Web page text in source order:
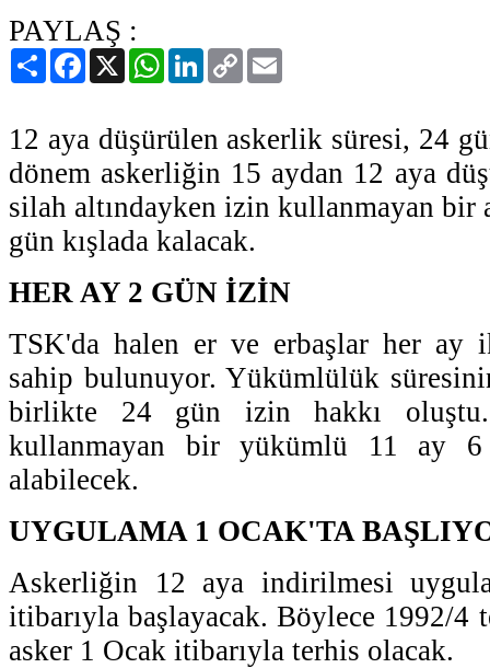
PAYLAŞ :
PaylaşFacebook
X WhatsAppLinkedIn
Copy
Link
12 aya düşürülen askerlik süresi, 24
dönem askerliğin 15 aydan 12 aya
silah altındayken izin kullanmayan bir
gün kışlada kalacak.
HER AY 2 GÜN İZİN
TSK'da halen er ve erbaşlar her ay
sahip bulunuyor. Yükümlülük
birlikte 24 gün izin hakkı
kullanmayan bir yükümlü 11 ay 6
alabilecek.
UYGULAMA 1 OCAK'TA
Askerliğin 12 aya indirilmesi
itibarıyla başlayacak. Böylece 1992/4
asker 1 Ocak itibarıyla terhis olacak.